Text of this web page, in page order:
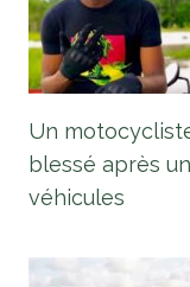
Un
blessé après
véhicules